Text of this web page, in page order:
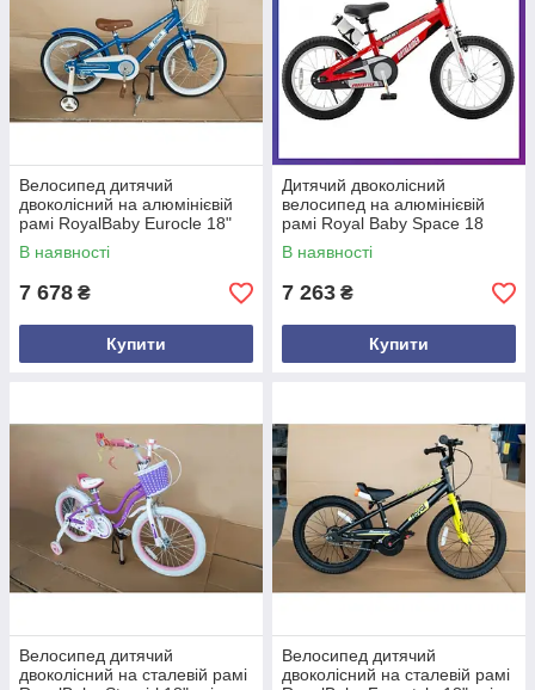
Велосипед дитячий
двоколісний на алюмінієвій
рамі RoyalBaby Eurocle 18"
зріст 110-130 см вік 5-8 років
Синій
В наявності
7 678 ₴
Купити
Дитячий двоколісний
велосипед на алюмінієвій
рамі Royal Baby Space 18
дюймів 5-9 років бічні колеса
Червоний
В наявності
7 263 ₴
Купити
Велосипед дитячий
двоколісний на сталевій рамі
Велосипед дитячий
двоколісний на сталевій рамі